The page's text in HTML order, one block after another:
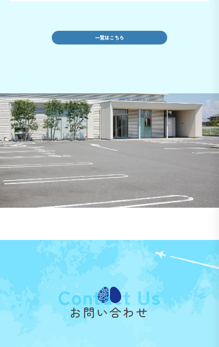
一覧はこちら
Contact Us
お問い合わせ